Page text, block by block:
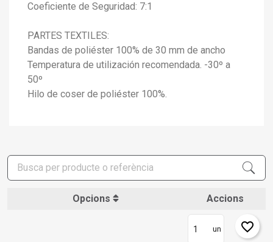
add_circle_outline
Crear una llista nova
llista de desitjos.
Cancel·lar Connectar-se
Coeficiente de Seguridad: 7:1
PARTES TEXTILES:
Bandas de poliéster 100% de 30 mm de ancho
Temperatura de utilización recomendada. -30º a
50º
Hilo de coser de poliéster 100%.
Opcions Accions
un favorite_border